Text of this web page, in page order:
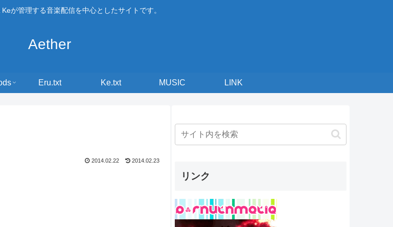
が管理する音楽配信を中心としたサイトです。
Aether
Eru.txt Ke.txt MUSIC LINK
2014.02.22 2014.02.23
リンク